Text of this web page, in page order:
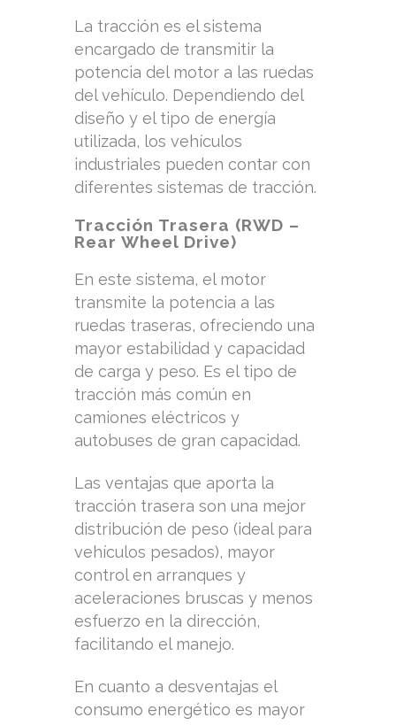
La tracción es el sistema
encargado de transmitir la
potencia del motor a las ruedas
del vehículo. Dependiendo del
diseño y el tipo de energía
utilizada, los vehículos
industriales pueden contar con
diferentes sistemas de tracción.
Tracción Trasera (RWD –
Rear Wheel Drive)
En este sistema, el motor
transmite la potencia a las
ruedas traseras, ofreciendo una
mayor estabilidad y capacidad
de carga y peso. Es el tipo de
tracción más común en
camiones eléctricos y
autobuses de gran capacidad.
Las ventajas que aporta la
tracción trasera son una mejor
distribución de peso (ideal para
vehículos pesados), mayor
control en arranques y
aceleraciones bruscas y menos
esfuerzo en la dirección,
facilitando el manejo.
En cuanto a desventajas el
consumo energético es mayor